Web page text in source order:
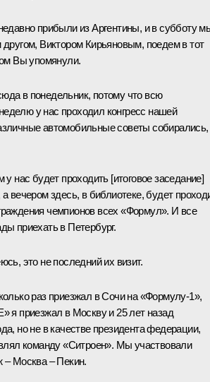
прибыли из Аргентины, и в субботу
Виктором Кирьяновым, поедем в тот
Вы упомянули.
в понедельник, потому что всю
у нас проходил конгресс нашей
автомобильные советы собирались,
у нас будет проходить [итоговое заседание]
а вечером здесь, в библиотеке, будет
чемпионов всех «Формул». И все
приехать в Петербург.
это не последний их визит.
раз приезжал в Сочи на «Формулу‑1»,
я приезжал в Москву и 25 лет назад
но не в качестве президента федерации,
команду «Ситроен». Мы участвовали
– Москва – Пекин.